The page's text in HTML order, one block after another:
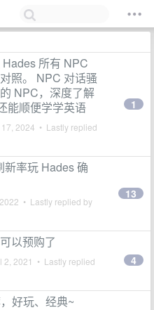
所有 NPC
照。 NPC 对话骚
NPC，深度了解
能顺便学学英语
2024 • Lastly replied
1
新率玩 Hades 确
• Lastly replied by
13
以预购了
2, 2021 • Lastly replied
4
好玩、经典~